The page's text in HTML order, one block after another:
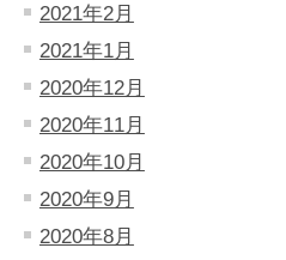
2021年2月
2021年1月
2020年12月
2020年11月
2020年10月
2020年9月
2020年8月